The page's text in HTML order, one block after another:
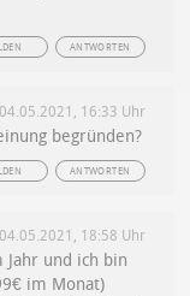
ANTWORTEN
04.05.2021, 16:33 Uhr
begründen?
ANTWORTEN
04.05.2021, 18:58 Uhr
und ich bin
im Monat)